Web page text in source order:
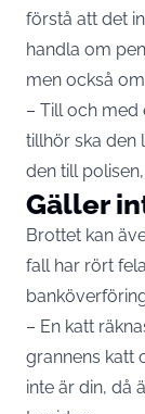
förstå att det
handla om
men också
– Till och med
tillhör ska den
den till
Gäller
Brottet kan
fall har rört
– En katt
grannens katt
inte är din, då